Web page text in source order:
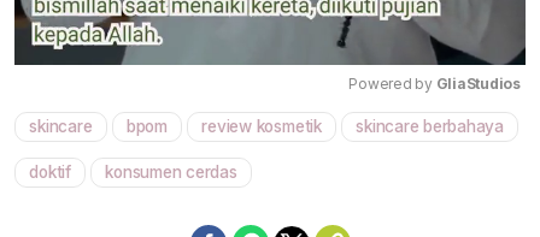
Mute
Powered by GliaStudios
skincare bpom review kosmetik skincare berbahaya
doktif konsumen cerdas